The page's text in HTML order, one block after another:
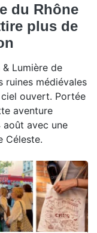
du Rhône
plus de
Lumière de
ruines médiévales
ouvert. Portée
aventure
août avec une
Céleste.